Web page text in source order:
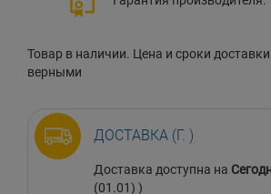
Товар в наличии. Цена и сроки
верными
ДОСТАВКА (Г. )
Доставка доступна на
(01.01) )